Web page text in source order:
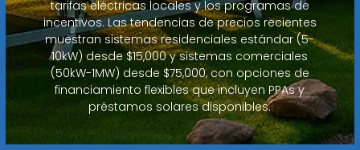
tarifas eléctricas locales y los programas de
incentivos. Las tendencias de precios recientes
muestran sistemas residenciales estándar (5-
10kW) desde $15,000 y sistemas comerciales
(50kW-1MW) desde $75,000, con opciones de
financiamiento flexibles que incluyen PPAs y
préstamos solares disponibles.